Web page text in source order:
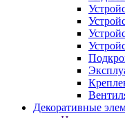
Декоративные